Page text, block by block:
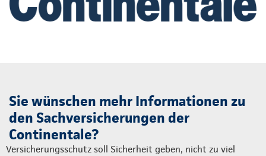
Sie wünschen mehr Informationen zu
den Sachversicherungen der
Continentale?
Versicherungsschutz soll Sicherheit geben, nicht zu viel